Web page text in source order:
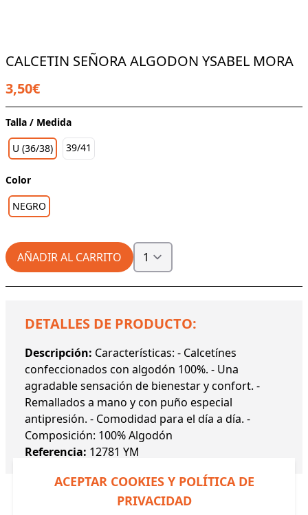
CALCETIN SEÑORA ALGODON YSABEL MORA
3,50€
Talla / Medida
U (36/38)
39/41
Color
NEGRO
AÑADIR AL CARRITO
DETALLES DE PRODUCTO:
Descripción: Características: - Calcetínes
confeccionados con algodón 100%. - Una
agradable sensación de bienestar y confort. -
Remallados a mano y con puño especial
antipresión. - Comodidad para el día a día. -
Composición: 100% Algodón
Referencia: 12781 YM
ACEPTAR COOKIES Y POLÍTICA DE
PRIVACIDAD